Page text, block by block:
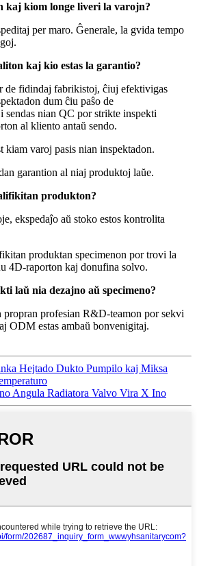
kaj kiom longe liveri la varojn?
per maro. Ĝenerale, la gvida tempo
kaj kio estas la garantio?
de fidindaj fabrikistoj, ĉiuj efektivigas
dum ĉiu paŝo de
sendas nian QC por strikte inspekti
al kliento antaŭ sendo.
kiam varoj pasis nian inspektadon.
garantion al niaj produktoj laŭe.
produkton?
ekspedaĵo aŭ stoko estos kontrolita
produktan specimenon por trovi la
4D-raporton kaj donufina solvo.
laŭ nia dezajno aŭ specimeno?
propran profesian R&D-teamon por sekvi
ODM estas ambaŭ bonvenigitaj.
Hejtado Dukto Pumpilo kaj Miksa
Angula Radiatora Valvo Vira X Ino